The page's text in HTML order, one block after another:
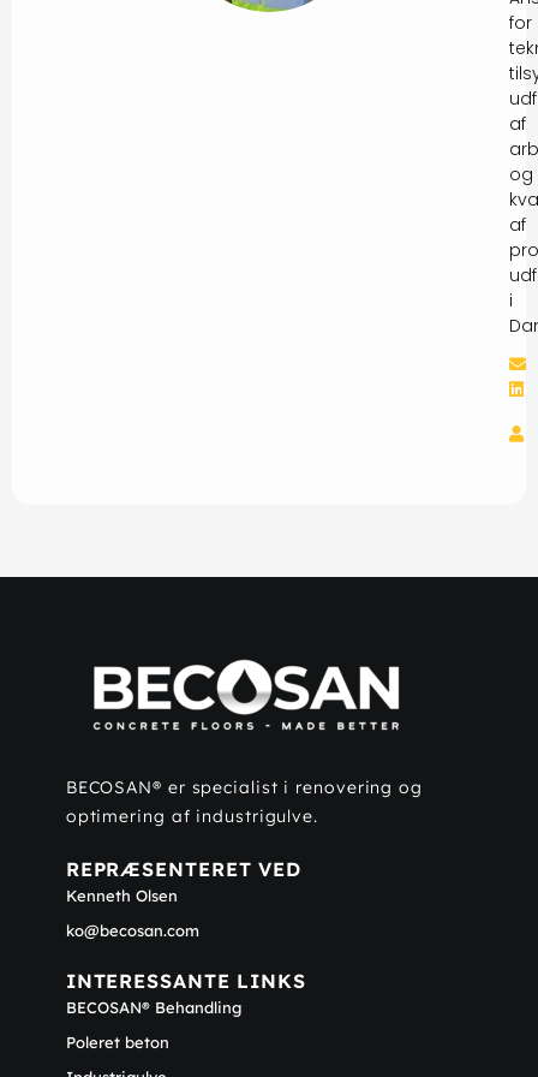
for
af
og
af
i
BECOSAN® er specialist i renovering og
optimering af industrigulve.
REPRÆSENTERET VED
Kenneth Olsen
ko@becosan.com
INTERESSANTE LINKS
BECOSAN® Behandling
Poleret beton